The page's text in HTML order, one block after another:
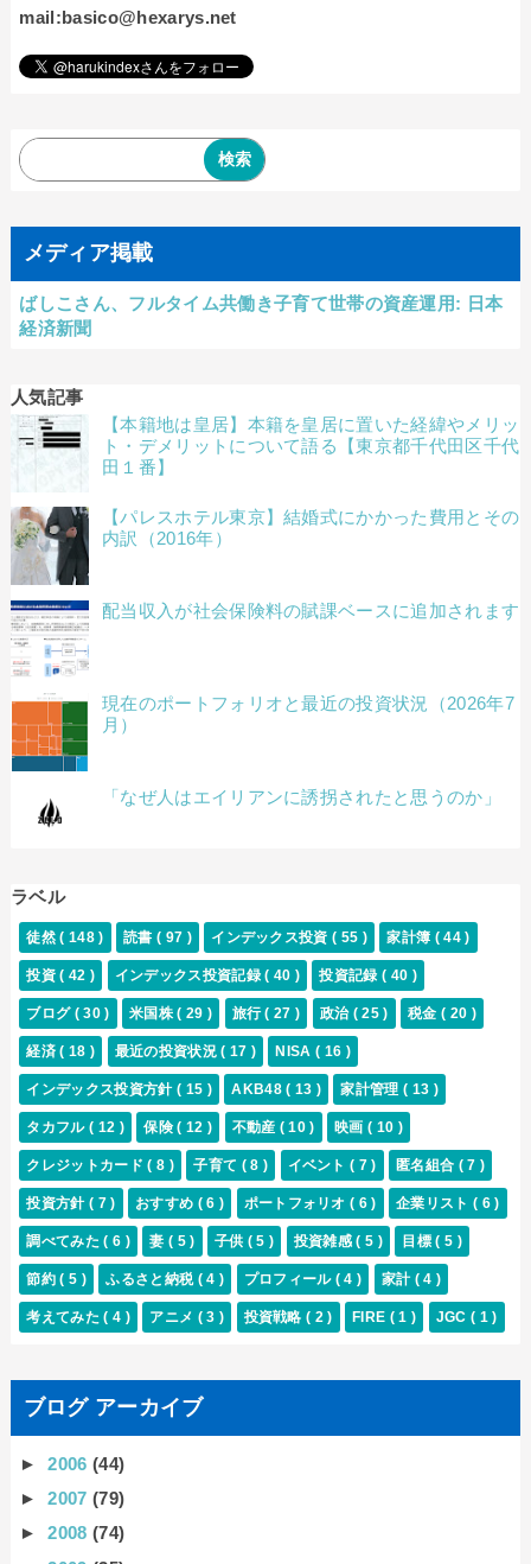
mail:basico@hexarys.net
メディア掲載
ばしこさん、フルタイム共働き子育て世帯の資産運用: 日本
経済新聞
人気記事
【本籍地は皇居】本籍を皇居に置いた経緯やメリッ
ト・デメリットについて語る【東京都千代田区千代
田１番】
【パレスホテル東京】結婚式にかかった費用とその
内訳（2016年）
配当収入が社会保険料の賦課ベースに追加されます
現在のポートフォリオと最近の投資状況（2026年7
月）
「なぜ人はエイリアンに誘拐されたと思うのか」
ラベル
徒然( 148 ) 読書 ( 97 ) インデックス投資( 55 ) 家計簿 ( 44 )
投資( 42 ) インデックス投資記録( 40 ) 投資記録( 40 )
ブログ ( 30 ) 米国株( 29 ) 旅行( 27 ) 政治 ( 25 ) 税金 ( 20 )
経済( 18 ) 最近の投資状況( 17 ) NISA( 16 )
インデックス投資方針 ( 15 ) AKB48( 13 ) 家計管理( 13 )
タカフル( 12 ) 保険( 12 ) 不動産 ( 10 ) 映画( 10 )
クレジットカード( 8 ) 子育て ( 8 ) イベント( 7 ) 匿名組合 ( 7 )
投資方針( 7 ) おすすめ ( 6 ) ポートフォリオ( 6 ) 企業リスト ( 6 )
調べてみた( 6 ) 妻 ( 5 ) 子供 ( 5 ) 投資雑感( 5 ) 目標( 5 )
節約( 5 ) ふるさと納税 ( 4 ) プロフィール ( 4 ) 家計 ( 4 )
考えてみた( 4 ) アニメ ( 3 ) 投資戦略( 2 ) FIRE ( 1 ) JGC ( 1 )
ブログ アーカイブ
►2006(44)
►2007(79)
►2008(74)